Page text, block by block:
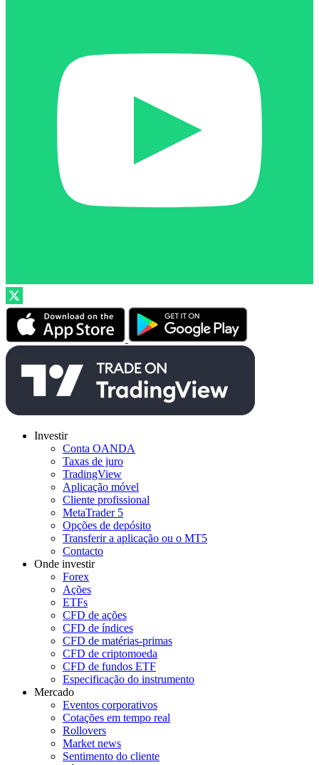
Investir
Conta OANDA
Taxas de juro
TradingView
Aplicação móvel
Cliente profissional
MetaTrader 5
Opções de depósito
Transferir a aplicação ou o MT5
Contacto
Onde investir
Forex
Ações
ETFs
CFD de ações
CFD de índices
CFD de matérias-primas
CFD de criptomoeda
CFD de fundos ETF
Especificação do instrumento
Mercado
Eventos corporativos
Cotações em tempo real
Rollovers
Market news
Sentimento do cliente